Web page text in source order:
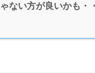
ない方が良いかも・